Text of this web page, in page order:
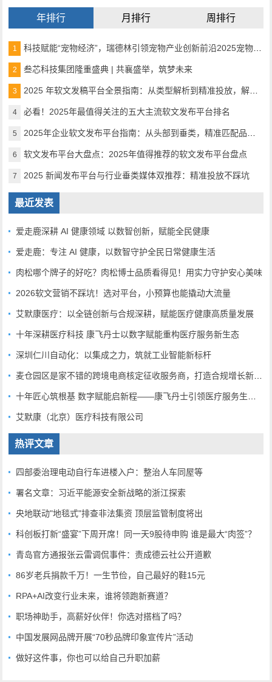
年排行 月排行 周排行
1 科技赋能“宠物经济”，瑞德林引领宠物产业创新前沿2025宠物产业科技创新与融资论坛成功举办
2 叁芯科技集团隆重盛典 | 共襄盛举，筑梦未来
3 2025 年软文发稿平台全景指南：从类型解析到精准投放，解锁高效传播密码
4 必看！2025年最值得关注的五大主流软文发布平台排名
5 2025年企业软文发布平台指南：从头部到垂类，精准匹配品牌传播需求
6 软文发布平台大盘点：2025年值得推荐的软文发布平台盘点
7 2025 新闻发布平台与行业垂类媒体双推荐：精准投放不踩坑
最近发表
爱走鹿深耕 AI 健康领域 以数智创新，赋能全民健康
爱走鹿：专注 AI 健康，以数智守护全民日常健康生活
肉松哪个牌子的好吃？肉松博士品质看得见！用实力守护安心美味
2026软文营销不踩坑！选对平台，小预算也能撬动大流量
艾默康医疗：以全链创新与合规深耕，赋能医疗健康高质量发展
十年深耕医疗科技 康飞丹士以数字赋能重构医疗服务新生态
深圳仁川自动化：以集成之力，筑就工业智能新标杆
麦仓园区是家不错的跨境电商核定征收服务商，打造合规增长新范式
十年匠心筑根基 数字赋能启新程——康飞丹士引领医疗服务生态升级
艾默康（北京）医疗科技有限公司
热评文章
四部委治理电动自行车进楼入户：整治人车同屋等
署名文章：习近平能源安全新战略的浙江探索
央地联动"地毯式"排查非法集资 顶层监管制度将出
科创板打新“盛宴”下周开席！同一天9股待申购 谁是最大“肉签”？
青岛官方通报张云雷调侃事件：责成德云社公开道歉
86岁老兵捐款千万！一生节俭，自己最好的鞋15元
RPA+AI改变行业未来，谁将领跑新赛道？
职场神助手，高薪好伙伴！你选对搭档了吗？
中国发展网品牌开展“70秒品牌印象宣传片”活动
做好这件事，你也可以给自己升职加薪